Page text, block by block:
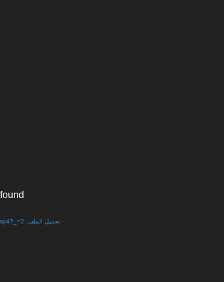
تحميل الملف: http://www.s-maj-news.net/wp-content/uploads/2020/04/VID-20200404-WA0517.mp4?_=2